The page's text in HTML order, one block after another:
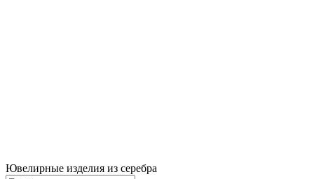
Ювелирные изделия из серебра